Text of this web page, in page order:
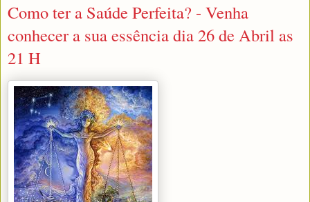
Como ter a Saúde Perfeita? - Venha
conhecer a sua essência dia 26 de Abril as
21 H